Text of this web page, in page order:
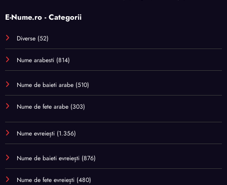
E-Nume.ro - Categorii
Diverse (52)
Nume arabesti (814)
Nume de baieti arabe (510)
Nume de fete arabe (303)
Nume evreiești (1.356)
Nume de baieti evreiești (876)
Nume de fete evreiești (480)